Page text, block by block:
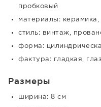
пробковый
материалы: керамика,
стиль: винтаж,
форма:
фактура: гладкая,
Размеры
ширина: 8 см